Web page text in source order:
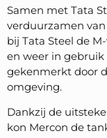
Samen met Tata
verduurzamen
bij Tata Steel de
en weer in
gekenmerkt door
omgeving.
Dankzij de
kon Mercon de